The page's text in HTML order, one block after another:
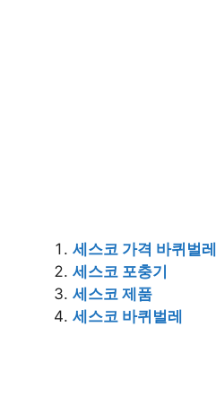
세스코 가격 바퀴벌레
세스코 포충기
세스코 제품
세스코 바퀴벌레